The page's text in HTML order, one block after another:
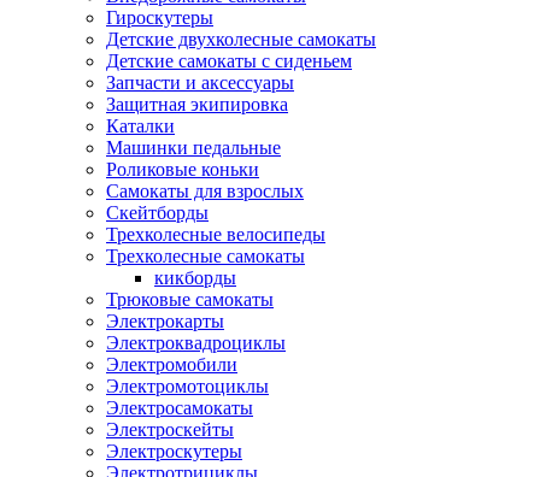
Гироскутеры
Детские двухколесные самокаты
Детские самокаты с сиденьем
Запчасти и аксессуары
Защитная экипировка
Каталки
Машинки педальные
Роликовые коньки
Самокаты для взрослых
Скейтборды
Трехколесные велосипеды
Трехколесные самокаты
кикборды
Трюковые самокаты
Электрокарты
Электроквадроциклы
Электромобили
Электромотоциклы
Электросамокаты
Электроскейты
Электроскутеры
Электротрициклы